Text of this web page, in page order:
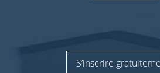
S’inscrire